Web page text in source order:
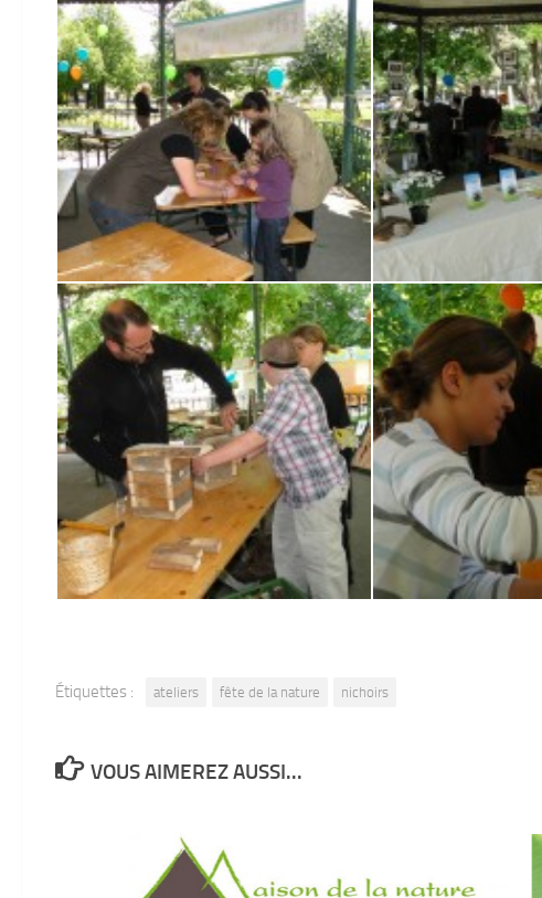
Étiquettes : ateliers fête de la nature nichoirs
VOUS AIMEREZ AUSSI...